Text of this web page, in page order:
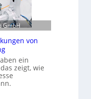
GmbH
von
ein
zeigt, wie